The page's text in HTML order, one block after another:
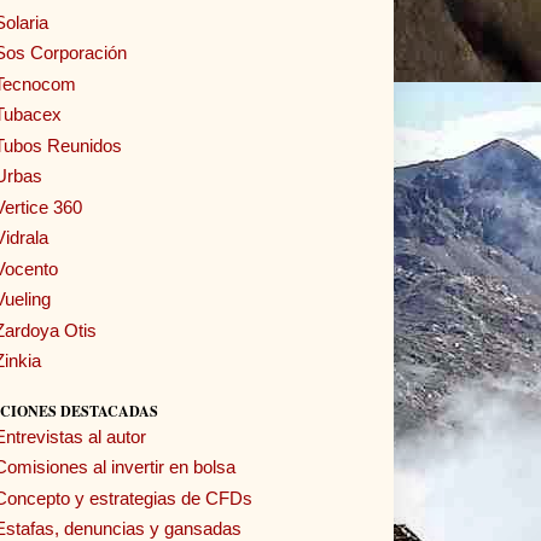
Corporación
Reunidos
360
Otis
DESTACADAS
al autor
al invertir en bolsa
y estrategias de CFDs
denuncias y gansadas